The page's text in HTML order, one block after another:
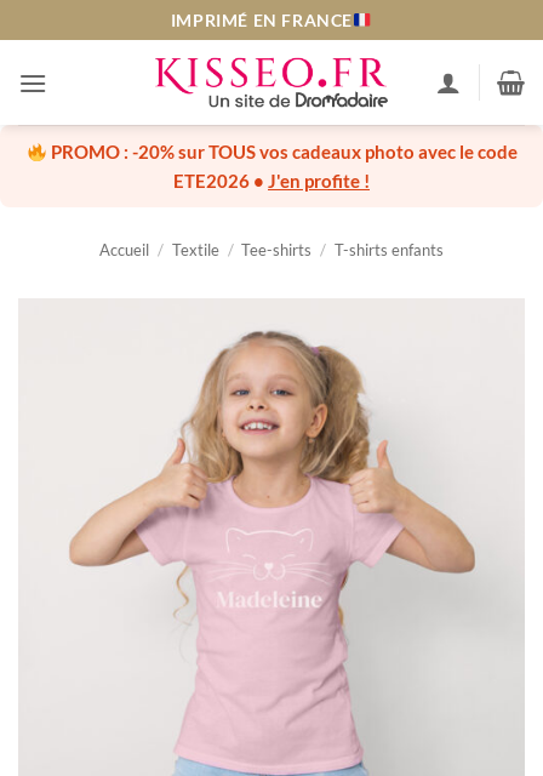
au
contenu
IMPRIMÉ EN FRANCE
PROMO : -20% sur TOUS vos cadeaux photo avec le code
ETE2026 • J'en profite !
Accueil / Textile / Tee-shirts / T-shirts enfants